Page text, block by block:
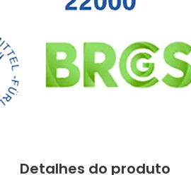
Detalhes do produto